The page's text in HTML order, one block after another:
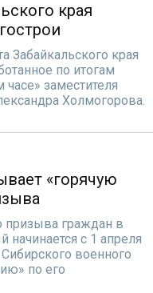
края
Забайкальского края
по итогам
заместителя
Холмогорова.
«горячую
призыва граждан в
с 1 апреля
военного
по его